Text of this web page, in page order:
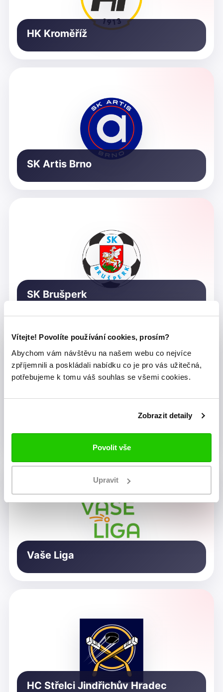
Vítejte! Povolíte používání cookies, prosím?
Abychom vám návštěvu na našem webu co nejvíce
zpříjemnili a poskládali nabídku co je pro vás užitečná,
potřebujeme k tomu váš souhlas se všemi cookies.
Zobrazit detaily
Povolit vše
Upravit
HK Kroměříž
SK Artis Brno
SK Brušperk
Vaše Liga
HC Střelci Jindřichův Hradec